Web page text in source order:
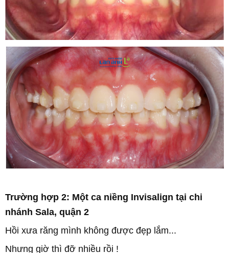
Trường hợp 2: Một ca niềng Invisalign tại chi
nhánh Sala, quận 2
Hồi xưa răng mình không được đẹp lắm...
Nhưng giờ thì đỡ nhiều rồi !